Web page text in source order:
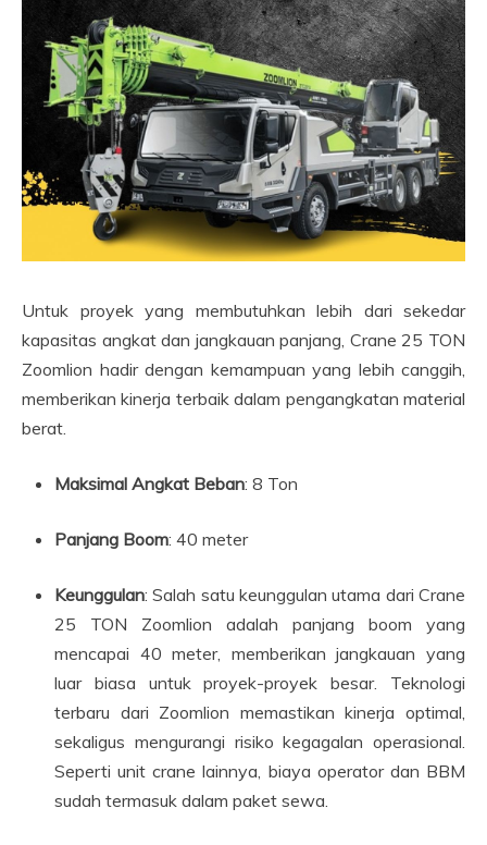
Untuk proyek yang membutuhkan lebih dari sekedar
kapasitas angkat dan jangkauan panjang, Crane 25 TON
Zoomlion hadir dengan kemampuan yang lebih canggih,
memberikan kinerja terbaik dalam pengangkatan material
berat.
Maksimal Angkat Beban: 8 Ton
Panjang Boom: 40 meter
Keunggulan: Salah satu keunggulan utama dari Crane
25 TON Zoomlion adalah panjang boom yang
mencapai 40 meter, memberikan jangkauan yang
luar biasa untuk proyek-proyek besar. Teknologi
terbaru dari Zoomlion memastikan kinerja optimal,
sekaligus mengurangi risiko kegagalan operasional.
Seperti unit crane lainnya, biaya operator dan BBM
sudah termasuk dalam paket sewa.